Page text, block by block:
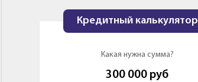
Кредитный калькулятор
Какая нужна сумма?
300 000 руб